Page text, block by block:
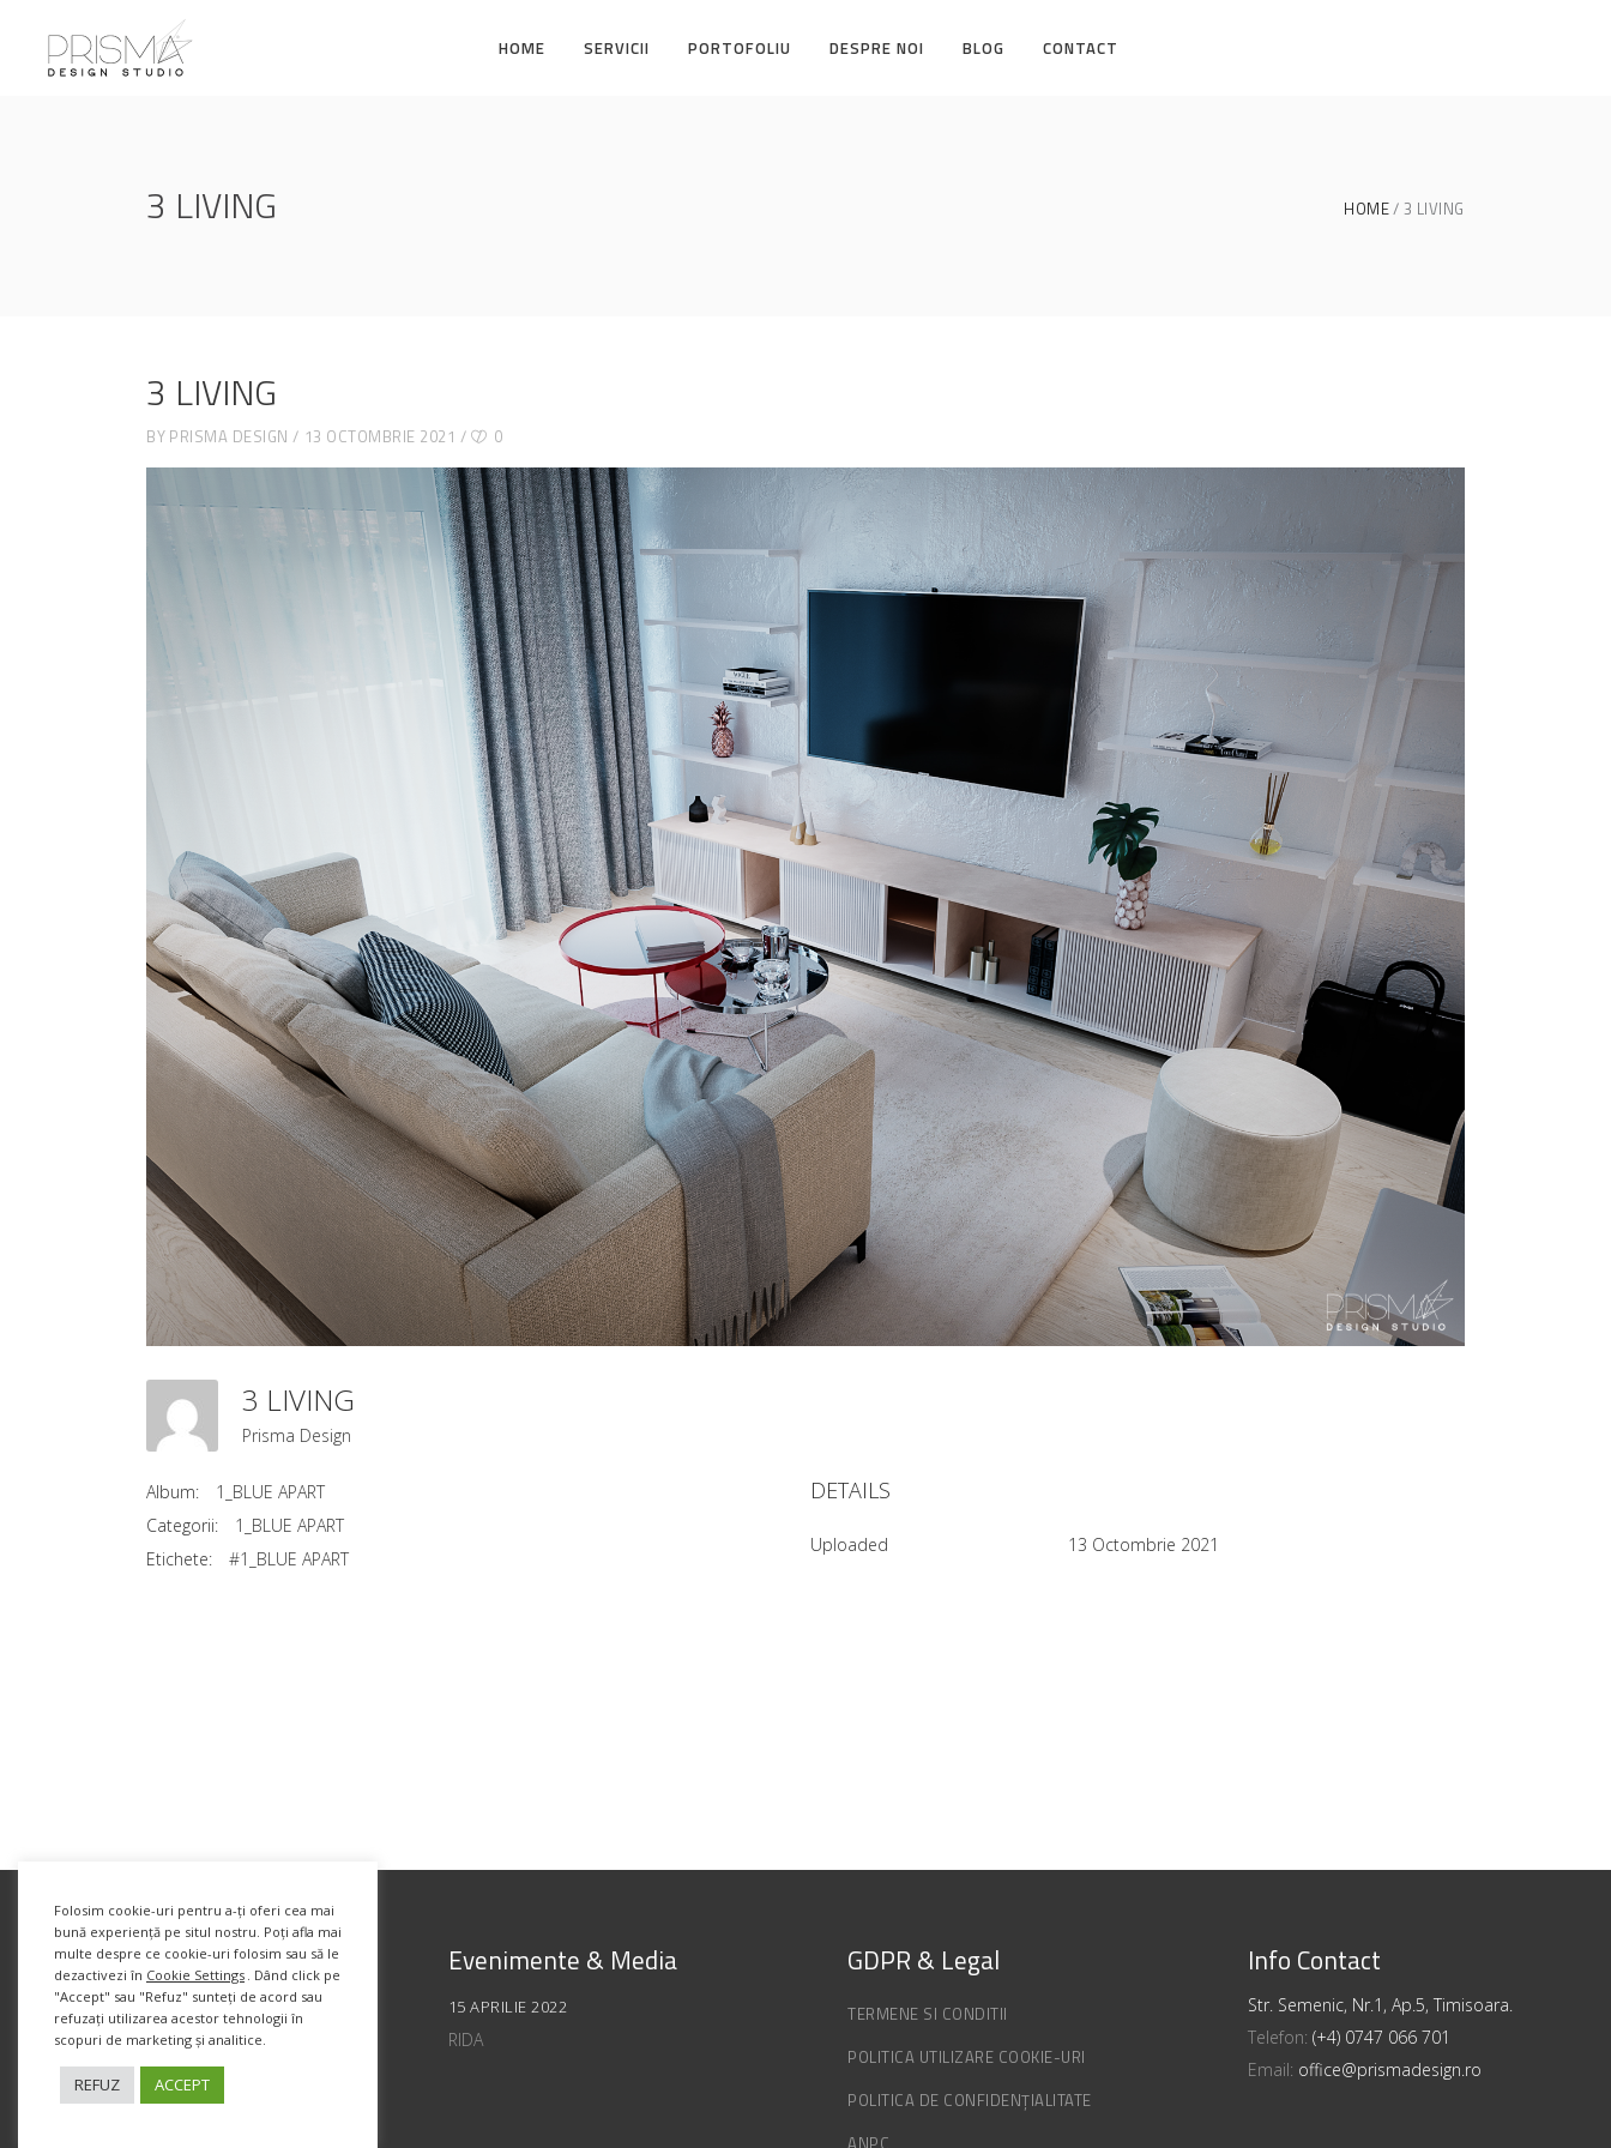
HOME SERVICII PORTOFOLIU DESPRE NOI BLOG CONTACT
3 LIVING HOME 3 LIVING
3 LIVING
BY PRISMA DESIGN 13 OCTOMBRIE 2021 0
3 LIVING
Prisma Design
Album:
1_BLUE APART
Categorii:
1_BLUE APART
Etichete:
#1_BLUE APART
DETAILS
Uploaded 13 Octombrie 2021
Evenimente & Media
15 APRILIE 2022
RIDA
GDPR & Legal
TERMENE SI CONDITII
POLITICA UTILIZARE COOKIE-URI
POLITICA DE CONFIDENȚIALITATE
Info Contact
Str. Semenic, Nr.1, Ap.5, Timisoara.
Telefon: (+4) 0747 066 701
Email: office@prismadesign.ro
Folosim cookie-uri pentru a-ți oferi cea mai
bună experiență pe situl nostru. Poți afla mai
multe despre ce cookie-uri folosim sau să le
dezactivezi în Cookie Settings . Dând click pe
"Accept" sau "Refuz" sunteți de acord sau
refuzați utilizarea acestor tehnologii în
scopuri de marketing și analitice.
REFUZ ACCEPT